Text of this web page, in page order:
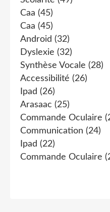
Caa (45)
Caa (45)
Android (32)
Dyslexie (32)
Synthèse Vocale (28)
Accessibilité (26)
Ipad (26)
Arasaac (25)
Commande Oculaire
Communication (24)
Ipad (22)
Commande Oculaire